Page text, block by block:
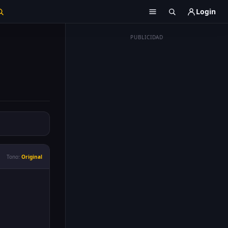
Login
PUBLICIDAD
Tono: Original